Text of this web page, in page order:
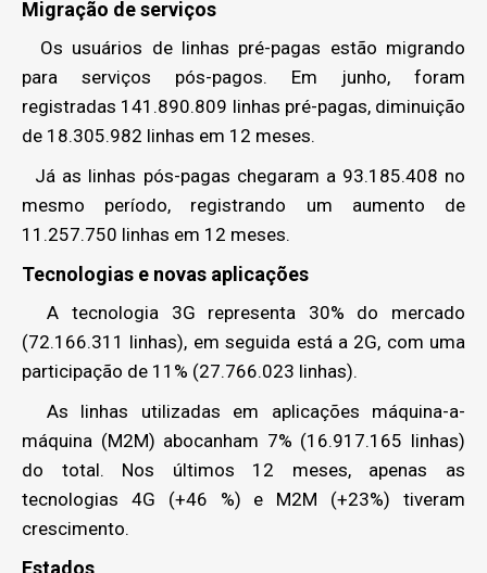
Migração de serviços
Os usuários de linhas pré-pagas estão migrando
para serviços pós-pagos. Em junho, foram
registradas 141.890.809 linhas pré-pagas, diminuição
de 18.305.982 linhas em 12 meses.
Já as linhas pós-pagas chegaram a 93.185.408 no
mesmo período, registrando um aumento de
11.257.750 linhas em 12 meses.
Tecnologias e novas aplicações
A tecnologia 3G representa 30% do mercado
(72.166.311 linhas), em seguida está a 2G, com uma
participação de 11% (27.766.023 linhas).
As linhas utilizadas em aplicações máquina-a-
máquina (M2M) abocanham 7% (16.917.165 linhas)
do total. Nos últimos 12 meses, apenas as
tecnologias 4G (+46 %) e M2M (+23%) tiveram
crescimento.
Estados